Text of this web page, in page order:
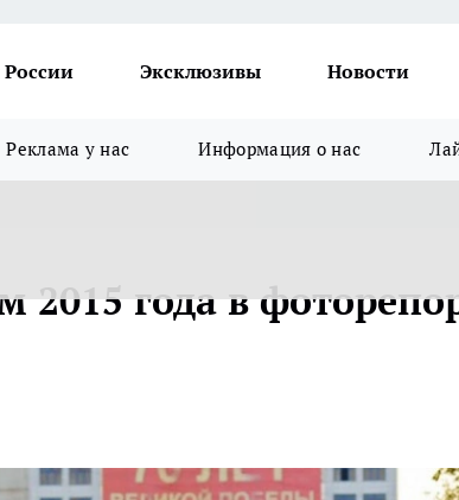
Эксклюзивы Новости
Реклама у нас Информация о нас
2015 года в